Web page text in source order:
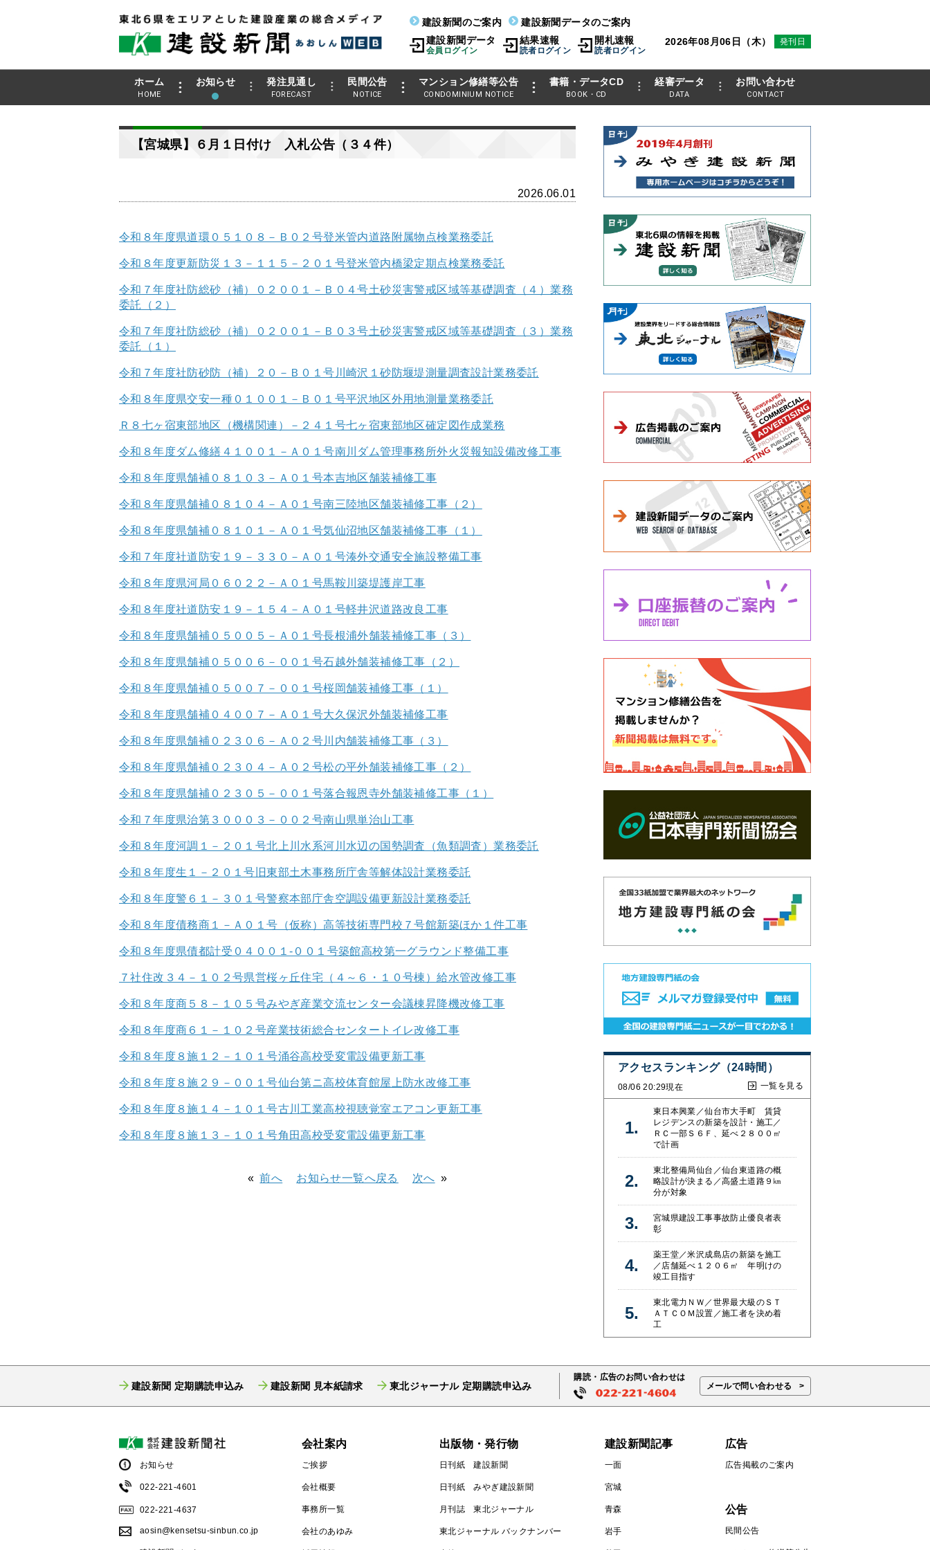
2026年08月06日（木） 発刊日
建設新聞のご案内
建設新聞データのご案内
建設新聞データ
会員ログイン
結果速報
読者ログイン
開札速報
読者ログイン
ホーム
HOME
お知らせ 発注見通し
FORECAST
民間公告
NOTICE
マンション修繕等公告
CONDOMINIUM NOTICE
書籍・データCD
BOOK・CD
経審データ
DATA
お問い合わせ
CONTACT
【宮城県】６月１日付け 入札公告（３４件）
2026.06.01
令和８年度県道環０５１０８－Ｂ０２号登米管内道路附属物点検業務委託
令和８年度更新防災１３－１１５－２０１号登米管内橋梁定期点検業務委託
令和７年度社防総砂（補）０２００１－Ｂ０４号土砂災害警戒区域等基礎調査（４）業務
委託（２）
令和７年度社防総砂（補）０２００１－Ｂ０３号土砂災害警戒区域等基礎調査（３）業務
委託（１）
令和７年度社防砂防（補）２０－Ｂ０１号川崎沢１砂防堰堤測量調査設計業務委託
令和８年度県交安一種０１００１－Ｂ０１号平沢地区外用地測量業務委託
Ｒ８七ヶ宿東部地区（機構関連）－２４１号七ヶ宿東部地区確定図作成業務
令和８年度ダム修繕４１００１－Ａ０１号南川ダム管理事務所外火災報知設備改修工事
令和８年度県舗補０８１０３－Ａ０１号本吉地区舗装補修工事
令和８年度県舗補０８１０４－Ａ０１号南三陸地区舗装補修工事（２）
令和８年度県舗補０８１０１－Ａ０１号気仙沼地区舗装補修工事（１）
令和７年度社道防安１９－３３０－Ａ０１号湊外交通安全施設整備工事
令和８年度県河局０６０２２－Ａ０１号馬鞍川築堤護岸工事
令和８年度社道防安１９－１５４－Ａ０１号軽井沢道路改良工事
令和８年度県舗補０５００５－Ａ０１号長根浦外舗装補修工事（３）
令和８年度県舗補０５００６－００１号石越外舗装補修工事（２）
令和８年度県舗補０５００７－００１号桜岡舗装補修工事（１）
令和８年度県舗補０４００７－Ａ０１号大久保沢外舗装補修工事
令和８年度県舗補０２３０６－Ａ０２号川内舗装補修工事（３）
令和８年度県舗補０２３０４－Ａ０２号松の平外舗装補修工事（２）
令和８年度県舗補０２３０５－００１号落合報恩寺外舗装補修工事（１）
令和７年度県治第３０００３－００２号南山県単治山工事
令和８年度河調１－２０１号北上川水系河川水辺の国勢調査（魚類調査）業務委託
令和８年度生１－２０１号旧東部土木事務所庁舎等解体設計業務委託
令和８年度警６１－３０１号警察本部庁舎空調設備更新設計業務委託
令和８年度債務商１－Ａ０１号（仮称）高等技術専門校７号館新築ほか１件工事
令和８年度県債都計受０４００１-００１号築館高校第一グラウンド整備工事
７社住改３４－１０２号県営桜ヶ丘住宅（４～６・１０号棟）給水管改修工事
令和８年度商５８－１０５号みやぎ産業交流センター会議棟昇降機改修工事
令和８年度商６１－１０２号産業技術総合センタートイレ改修工事
令和８年度８施１２－１０１号涌谷高校受変電設備更新工事
令和８年度８施２９－００１号仙台第ニ高校体育館屋上防水改修工事
令和８年度８施１４－１０１号古川工業高校視聴覚室エアコン更新工事
令和８年度８施１３－１０１号角田高校受変電設備更新工事
前へ お知らせ一覧へ戻る 次へ
アクセスランキング（24時間）
08/06 20:29現在 一覧を見る
東日本興業／仙台市大手町 賃貸
レジデンスの新築を設計・施工／
ＲＣ一部Ｓ６Ｆ、延べ２８００㎡
で計画
東北整備局仙台／仙台東道路の概
略設計が決まる／高盛土道路９㎞
分が対象
宮城県建設工事事故防止優良者表
彰
薬王堂／米沢成島店の新築を施工
／店舗延べ１２０６㎡ 年明けの
竣工目指す
東北電力ＮＷ／世界最大級のＳＴ
ＡＴＣＯＭ設置／施工者を決め着
工
建設新聞 定期購読申込み 建設新聞 見本紙請求 東北ジャーナル 定期購読申込み
購読・広告のお問い合わせは
メールで問い合わせる
お知らせ
022-221-4601
022-221-4637
aosin@kensetsu-sinbun.co.jp
会社案内
ご挨拶
会社概要
事務所一覧
会社のあゆみ
出版物・発行物
日刊紙 建設新聞
日刊紙 みやぎ建設新聞
月刊誌 東北ジャーナル
東北ジャーナル バックナンバー
建設新聞記事
一面
宮城
青森
岩手
広告
広告掲載のご案内
公告
民間公告